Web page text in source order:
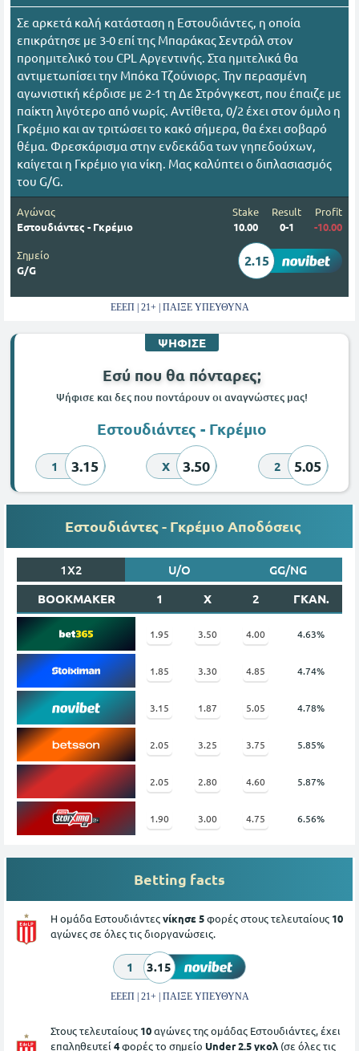
Σε αρκετά καλή κατάσταση η Εστουδιάντες, η οποία
επικράτησε με 3-0 επί της Μπαράκας Σεντράλ στον
προημιτελικό του CPL Αργεντινής. Στα ημιτελικά θα
αντιμετωπίσει την Μπόκα Τζούνιορς. Την περασμένη
αγωνιστική κέρδισε με 2-1 τη Δε Στρόνγκεστ, που έπαιζε με
παίκτη λιγότερο από νωρίς. Αντίθετα, 0/2 έχει στον όμιλο η
Γκρέμιο και αν τριτώσει το κακό σήμερα, θα έχει σοβαρό
θέμα. Φρεσκάρισμα στην ενδεκάδα των γηπεδούχων,
καίγεται η Γκρέμιο για νίκη. Μας καλύπτει ο διπλασιασμός
του G/G.
Αγώνας
Εστουδιάντες - Γκρέμιο
Stake
10.00
Result
0-1
Profit
-10.00
Σημείο
G/G
2.15
ΕΕΕΠ | 21+ | ΠΑΙΞΕ ΥΠΕΥΘΥΝΑ
ΨΗΦΙΣΕ
Εσύ που θα πόνταρες;
Ψήφισε και δες που ποντάρουν οι αναγνώστες μας!
Εστουδιάντες - Γκρέμιο
1 3.15 X 3.50 2 5.05
Εστουδιάντες - Γκρέμιο Αποδόσεις
1X2 U/O
GG/NG
BOOKMAKER
1 X 2 ΓΚΑΝ.
1.95 3.50 4.00 4.63%
1.85 3.30 4.85 4.74%
3.15 1.87 5.05 4.78%
2.05 3.25 3.75 5.85%
2.05 2.80 4.60 5.87%
1.90 3.00 4.75 6.56%
Betting facts
Η ομάδα Εστουδιάντεςνίκησε 5φορές στους τελευταίους 10
αγώνες σε όλες τις διοργανώσεις.
1 3.15
ΕΕΕΠ | 21+ | ΠΑΙΞΕ ΥΠΕΥΘΥΝΑ
Στους τελευταίους 10αγώνες της ομάδας Εστουδιάντες, έχει
επαληθευτεί 4φορές το σημείο Under 2.5 γκολ (σε όλες τις